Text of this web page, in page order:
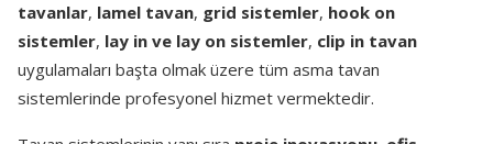
tavanlar, lamel tavan, grid sistemler, hook on
sistemler, lay in ve lay on sistemler, clip in tavan
uygulamaları başta olmak üzere tüm asma tavan
sistemlerinde profesyonel hizmet vermektedir.